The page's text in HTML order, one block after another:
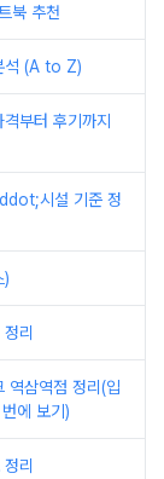
북 추천
석 (A to Z)
부터 후기까지
시설 기준 정
)
리
역삼역점 정리(입
에 보기)
리